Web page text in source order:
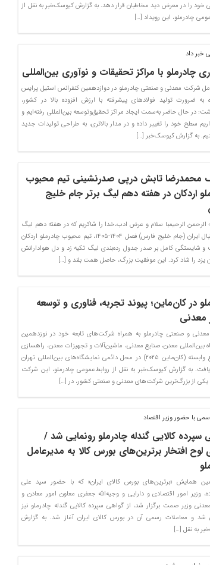
خود را در معرض دید مخاطبان قرار دهد. به گزارش کیوسک‌خبر به نقل از
چادرملو، این رویداد […]
خبر داد
چادرملو با مراکز تحقیقات و نوآوری بین‌المللی
شرکت معدنی و صنعتی چادرملو در دوازدهمین کنفرانس استیل پرایس
به ضرورت تولید فولادهای پیشرفته با ارزش افزوده بالا در کشور،
در حال حاضر به‌سمت ایجاد مراکز تحقیق‌وتوسعه بین‌المللی رفته‌ایم و
سطح خود را تغییر داده و در مدار بالاتری، به طراحی تولیدات جدید
به گزارش کیوسک‌خبر […]
محمدرضا تابش درپی صدرنشینی تیم محبوب
اردکان در هفته دهم لیگ برتر جام خلیج
الرحمن الرحیم​با سلام و عرض ادب،​خدا را شاکریم که در هفته دهم لیگ
برتر فوتبال ایران (جام خلیج فارس) فصل ۱۴۰۴-۱۴۰۵، تیم محبوب چادرملو اردکان
و شایستگی کامل بر صدر جدول رده‌بندی لیگ تکیه زد و دل هوادارانش
یزد را شاد کرد. ​این موفقیت بزرگ، حاصل همت بلند و […]
در کان‌ماین؛ پیوند تجربه، فناوری و توسعه
معدنی
و صنعتی چادرملو به همراه شرکت‌های تابعه خود در نوزدهمین
بین‌المللی معدن، صنایع معدنی، ماشین‌آلات و تجهیزات معدن، راهسازی
و صنایع وابسته (کان‌ماین ۲۰۲۵) در محل دائمی نمایشگاه‌های بین‌المللی تهران
به گزارش کیوسک‌خبر به نقل از روابط‌عمومی چادرملو، این شرکت
یکی از بزرگ‌ترین شرکت‌های معدنی و صنعتی کشور، در […]
با حضور وزیر اقتصاد
سپرده کالایی گندله چادرملو رونمایی شد /
لوح افتخار برترین‌های بورس کالا به مدیرعامل
همایش «برترین‌های بورس کالای ایران» که با حضور سید علی
وزیر امور اقتصادی و دارایی و وجیه‌الله جعفری معاون امور معادن و
وزیر صمت برگزار شد، از گواهی سپرده کالایی گندله چادرملو نیز
شد و معاملات رسمی آن در بورس کالای ایران آغاز شد. به گزارش
به نقل […]